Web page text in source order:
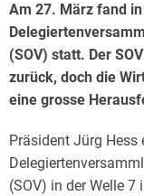
Am 27. März fand
(SOV) statt. Der
zurück, doch die
eine grosse
Präsident Jürg Hess
(SOV) in der Welle